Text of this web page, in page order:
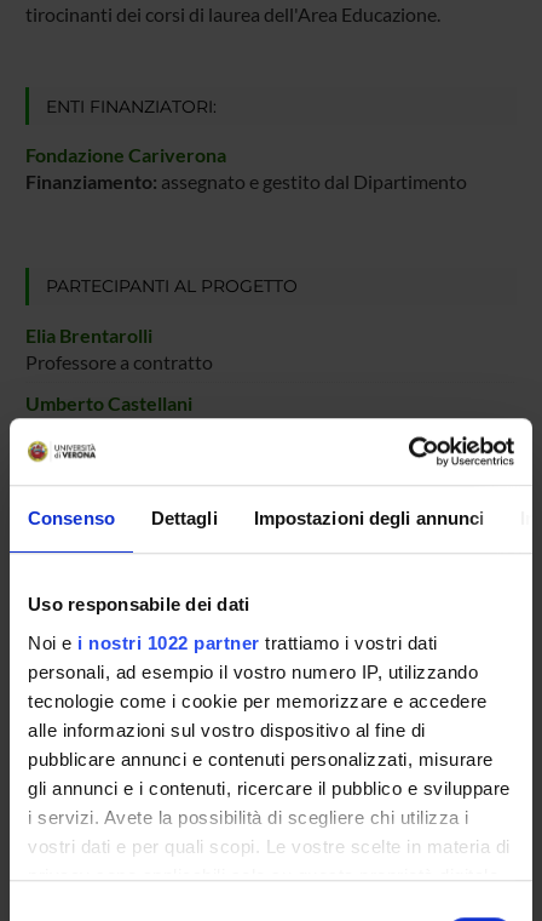
Consenso Dettagli Impostazioni degli annunci
Uso responsabile dei dati
Noi e i nostri 1022 partner trattiamo i vostri dati
personali, ad esempio il vostro numero IP, utilizzando
tecnologie come i cookie per memorizzare e accedere
alle informazioni sul vostro dispositivo al fine di
pubblicare annunci e contenuti personalizzati, misurare
gli annunci e i contenuti, ricercare il pubblico e sviluppare
i servizi. Avete la possibilità di scegliere chi utilizza i
vostri dati e per quali scopi. Le vostre scelte in materia di
privacy sono applicabili solo su questa proprietà digitale
tirocinanti dei corsi di laurea dell'Area Educazione.
ENTI FINANZIATORI:
Fondazione Cariverona
Finanziamento: assegnato e gestito dal Dipartimento
PARTECIPANTI AL PROGETTO
Elia Brentarolli
Professore a contratto
Umberto Castellani
Lucia Cazzoletti
Marcello De Vincenzi
Elena Guerra
Dottorando
Marta Milani
Professore associato
Alessio Minici
Veronica Polin
Professore associato